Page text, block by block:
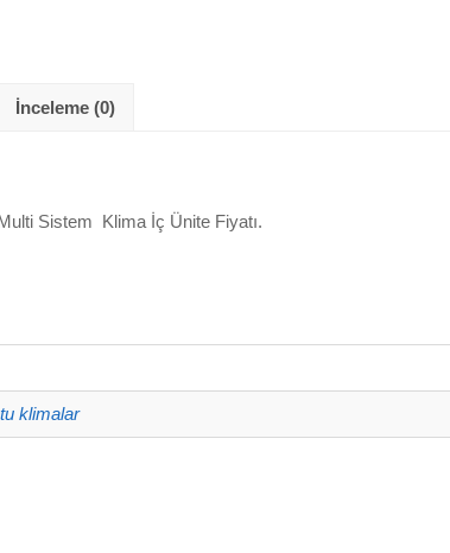
İnceleme (0)
Sistem Klima İç Ünite Fiyatı.
klimalar